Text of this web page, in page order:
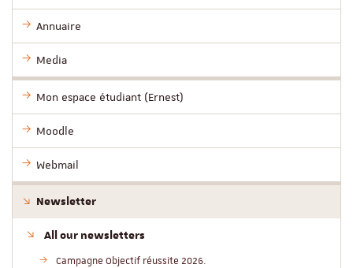
Annuaire
Media
Mon espace étudiant (Ernest)
Moodle
Webmail
Newsletter
All our newsletters
Campagne Objectif réussite 2026.